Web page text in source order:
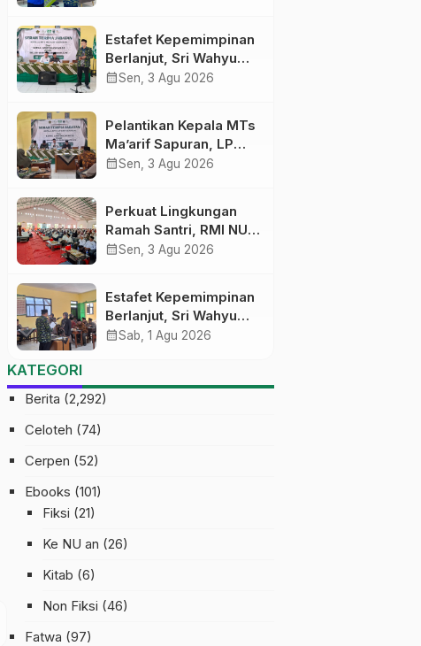
Digital
Estafet Kepemimpinan
Berlanjut, Sri Wahyu
Susilowati Resmi
calendar_monthSen, 3 Agu 2026
Pelantikan Kepala MTs
Ma’arif Sapuran, LP
Ma’arif NU Wonosobo
Kepemimpinan
Nahdliyah
calendar_monthSen, 3 Agu 2026
Perkuat Lingkungan
Ramah Santri, RMI NU
Gelar ‘Sambang
calendar_monthSen, 3 Agu 2026
Estafet Kepemimpinan
Berlanjut, Sri Wahyu
Susilowati Resmi
calendar_monthSab, 1 Agu 2026
KATEGORI
Berita (2,292)
Celoteh (74)
Cerpen (52)
Ebooks (101)
Fiksi (21)
Ke NU an (26)
Kitab (6)
Non Fiksi (46)
Fatwa (97)